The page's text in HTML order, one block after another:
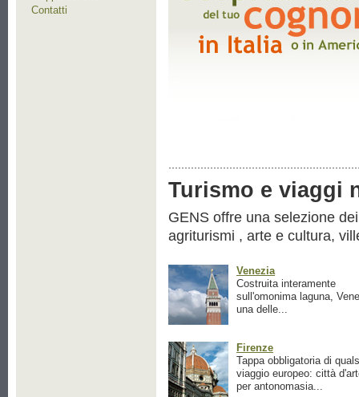
Contatti
Turismo e viaggi
GENS offre una selezione
agriturismi , arte e cultura,
Venezia
Costruita interamente
sull'omonima laguna,
una delle...
Firenze
Tappa obbligatoria di
viaggio europeo: città
per antonomasia...